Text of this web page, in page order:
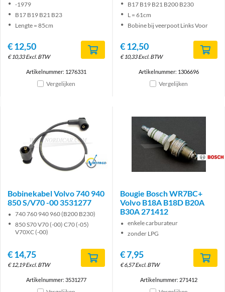
-1979
B17 B19 B21 B23
Lengte = 85cm
€12,50
€10,33 Excl. BTW
Artikelnummer: 1276331
Vergelijken
B17 B19 B21 B200 B230
L = 61cm
Bobine bij veerpoot Links Voor
€12,50
€10,33 Excl. BTW
Artikelnummer: 1306696
Vergelijken
Brand
Bobinekabel Volvo 740 940
850 S/V70 -00 3531277
740 760 940 960 (B200 B230)
850 S70 V70 (-00) C70 (-05)
V70XC (-00)
€14,75
€12,19 Excl. BTW
Artikelnummer: 3531277
Brand
Bougie Bosch WR7BC+
Volvo B18A B18D B20A
B30A 271412
enkele carburateur
zonder LPG
€7,95
€6,57 Excl. BTW
Artikelnummer: 271412